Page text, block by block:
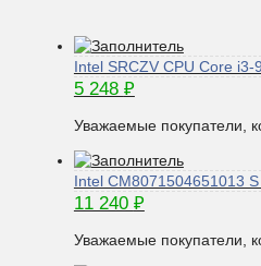
Intel SRCZV CPU Core
5 248 ₽
Уважаемые покупатели,
Intel CM8071504651013
11 240 ₽
Уважаемые покупатели,